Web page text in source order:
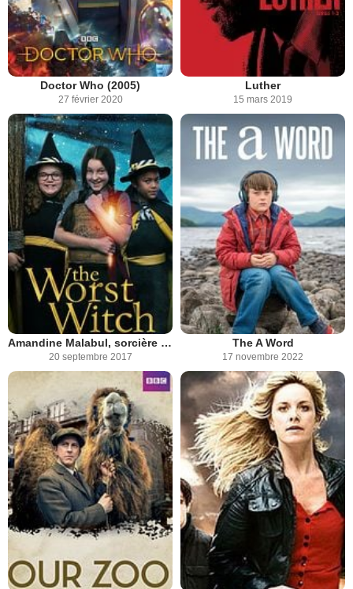
Doctor Who (2005)
27 février 2020
Luther
15 mars 2019
Amandine Malabul, sorcière maladroite
20 septembre 2017
The A Word
17 novembre 2022